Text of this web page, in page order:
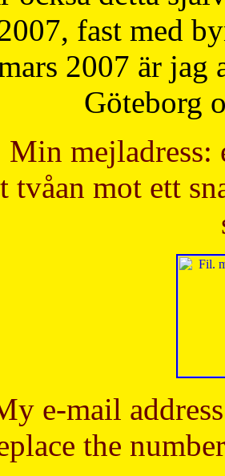
fast med
2007 är
Göteborg
Min mejladress:
tvåan mot ett
e-mail
the